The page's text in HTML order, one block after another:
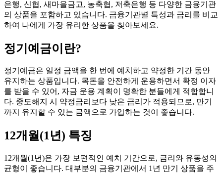
은행, 신협, 새마을금고, 농축협, 저축은행 등 다양한 금융기관
의 상품을 포함하고 있습니다. 금융기관별 특성과 금리를 비교
하여 나에게 가장 유리한 상품을 찾아보세요.
정기예금이란?
정기예금은 일정 금액을 한 번에 예치하고 약정한 기간 동안
유지하는 상품입니다. 목돈을 안전하게 운용하면서 확정 이자
를 받을 수 있어, 자금 운용 계획이 명확한 분들에게 적합합니
다. 중도해지 시 약정금리보다 낮은 금리가 적용되므로, 만기
까지 유지할 수 있는 금액으로 가입하는 것이 좋습니다.
12개월(1년) 특징
12개월(1년)은 가장 보편적인 예치 기간으로, 금리와 유동성의
균형이 좋습니다. 대부분의 금융기관에서 1년 만기 상품을 주